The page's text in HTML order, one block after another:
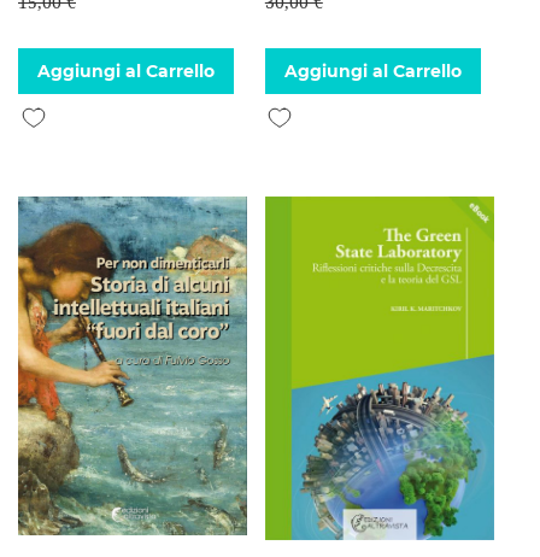
Aggiungi al Carrello
Aggiungi alla lista desideri
Aggiungi al Carrello
Aggiungi alla lista desideri